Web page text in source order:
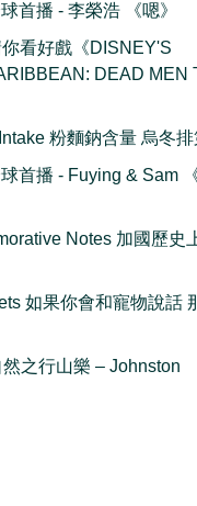
首播 - 李榮浩 《嗯》
看好戲《DISNEY'S
DEAD MEN
粉麵鈉含量 烏冬
首播 - Fuying & Sam
Notes 加國歷史
如果你會和寵物說話
之行山樂 – Johnston